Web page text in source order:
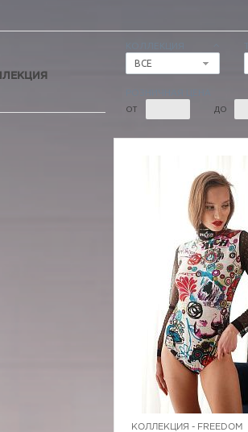
ВСЕ
ОТ ДО
КОЛЛЕКЦИЯ - FREEDOM